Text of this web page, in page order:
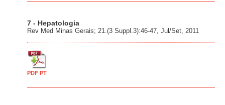
7 - Hepatologia
Rev Med Minas Gerais; 21.(3 Suppl.3):46-47, Jul/Set, 2011
PDF PT